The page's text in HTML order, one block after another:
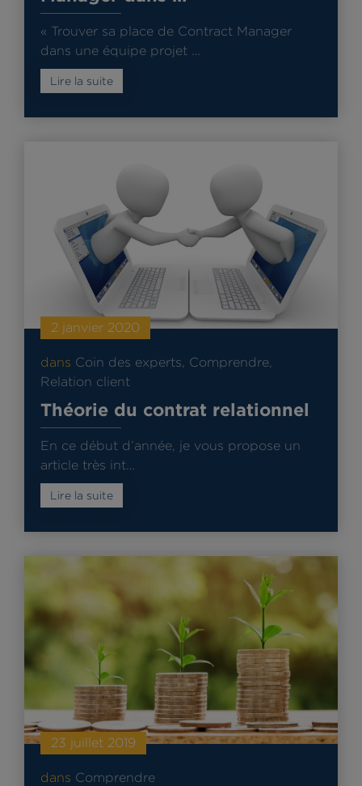
« Trouver sa place de Contract Manager
dans une équipe projet …
Lire la suite
2 janvier 2020
dans Coin des experts Comprendre
Relation client
Théorie du contrat relationnel
En ce début d’année, je vous propose un
article très int…
Lire la suite
23 juillet 2019
dans Comprendre